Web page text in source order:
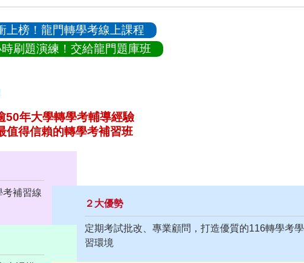
上榜！龍門轉學考線上課程
刷題演練！交給龍門題庫班
50年大學轉學考輔導經驗
值得信賴的轉學考補習班
考補習線
２大優勢
定期考試批改、專業顧問，打造優質的116轉學考學
習環境